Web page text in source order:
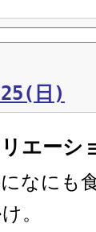
日)
エーシ
なにも食
。